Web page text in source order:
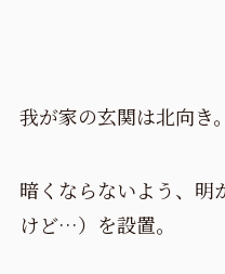
我が家の玄関は北向き。
暗くならないよう、明
けど…）を設置。